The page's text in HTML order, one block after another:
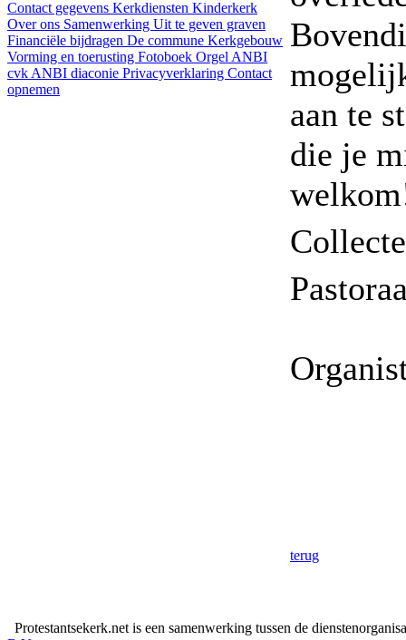
Contact gegevens Kerkdiensten Kinderkerk
Over ons Samenwerking Uit te geven graven
Financiële bijdragen De commune Kerkgebouw
Vorming en toerusting Fotoboek Orgel ANBI
cvk ANBI diaconie Privacyverklaring Contact
opnemen
aan te
die je
terug
Protestantsekerk.net is een samenwerking tussen de